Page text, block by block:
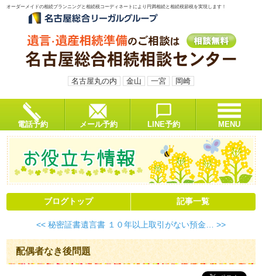
オーダーメイドの相続プランニングと相続税コーディネートにより円満相続と相続税節税を実現します！
名古屋丸の内 金山 一宮 岡崎
電話予約 メール予約 LINE予約 MENU
ブログトップ 記事一覧
<< 秘密証書遺言書 １０年以上取引がない預金… >>
配偶者なき後問題